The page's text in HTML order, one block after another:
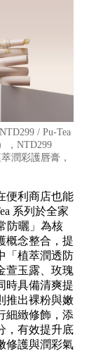
/ Pu-Tea
，NTD299
潤彩護唇膏，
便利商店也能
系列於全家
防曬」為核
概念整合，提
「植萃潤透防
萱玉露、玫瑰
時具備清爽提
推出裸粉與嫩
細緻修飾，添
，有效提升底
修護與潤彩氣